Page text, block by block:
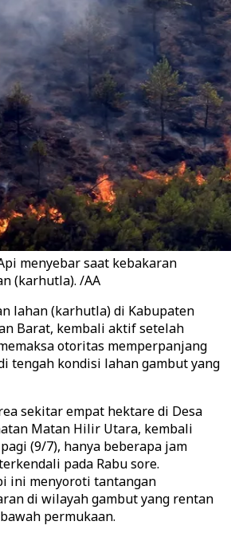
menyebar saat kebakaran
(karhutla). /AA
lahan (karhutla) di Kabupaten
Barat, kembali aktif setelah
otoritas memperpanjang
tengah kondisi lahan gambut yang
sekitar empat hektare di Desa
Matan Hilir Utara, kembali
(9/7), hanya beberapa jam
pada Rabu sore.
ini menyoroti tantangan
di wilayah gambut yang rentan
permukaan.